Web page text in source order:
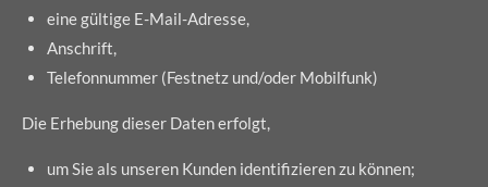
eine gültige E-Mail-Adresse,
Anschrift,
Telefonnummer (Festnetz und/oder Mobilfunk)
Die Erhebung dieser Daten erfolgt,
um Sie als unseren Kunden identifizieren zu können;